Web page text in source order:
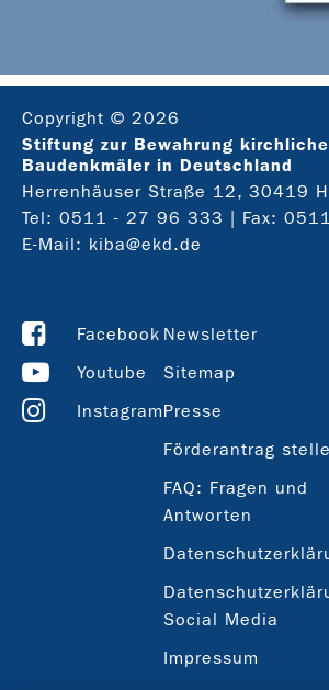
Copyright © 2026
Stiftung zur Bewahrung
Baudenkmäler in Deutschland
Herrenhäuser Straße 12, 30419
Tel: 0511 - 27 96 333
| Fax:
E-Mail: kiba@ekd.de
Facebook
Youtube
Instagram
Newsletter
Sitemap
Presse
Förderantrag
FAQ: Fragen und
Antworten
Social Media
Impressum